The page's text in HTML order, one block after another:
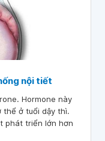
nội tiết
Hormone này
thể ở tuổi dậy thì.
phát triển lớn hơn